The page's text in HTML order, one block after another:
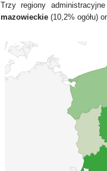
Trzy regiony
mazowieckie (10,2% ogółu)